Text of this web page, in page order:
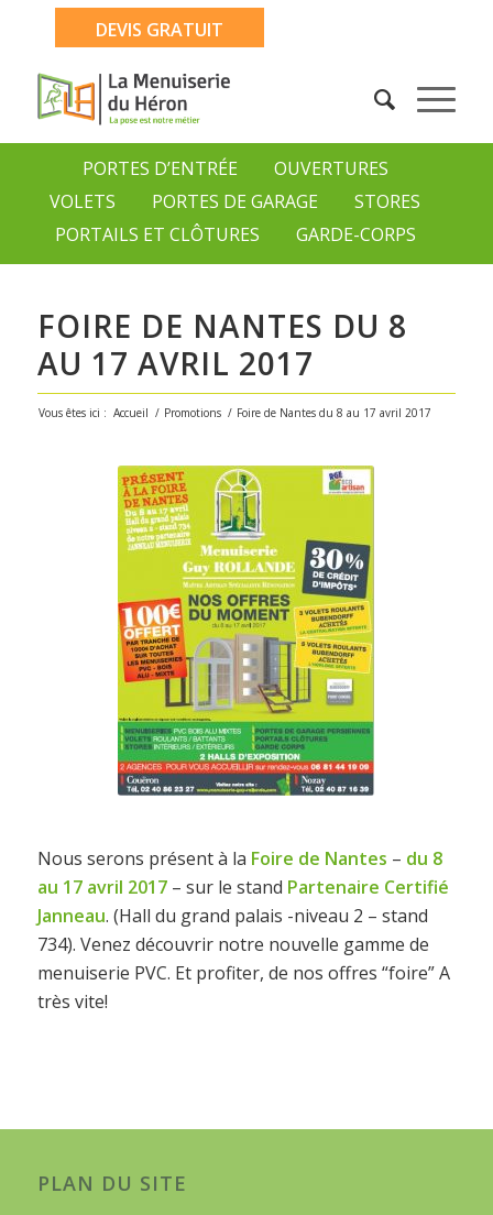
DEVIS GRATUIT
PORTES D’ENTRÉE
OUVERTURES
VOLETS
PORTES DE GARAGE
STORES
PORTAILS ET CLÔTURES
GARDE-CORPS
FOIRE DE NANTES DU 8
AU 17 AVRIL 2017
Vous êtes ici : Accueil / Promotions / Foire de Nantes du 8 au 17 avril 2017
Nous serons présent à la Foire de Nantes – du 8
au 17 avril 2017– sur le stand Partenaire Certifié
Janneau. (Hall du grand palais -niveau 2 – stand
734). Venez découvrir notre nouvelle gamme de
menuiserie PVC. Et profiter, de nos offres “foire” A
très vite!
PLAN DU SITE